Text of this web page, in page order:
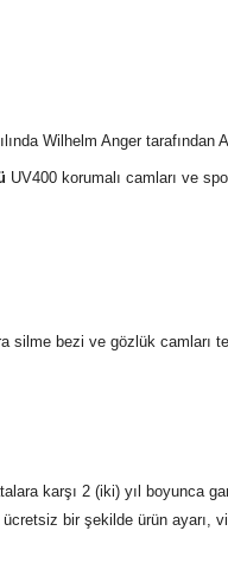
Wilhelm Anger
UV400 korumalı camları ve
silme bezi ve gözlük
karşı 2 (iki) yıl boyunca
bir şekilde ürün ayarı,